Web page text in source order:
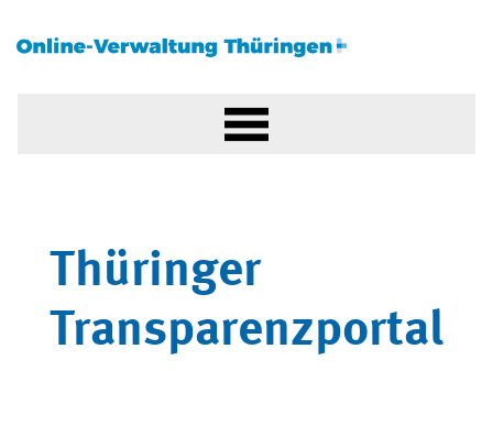
Thüringer
Transparenzportal